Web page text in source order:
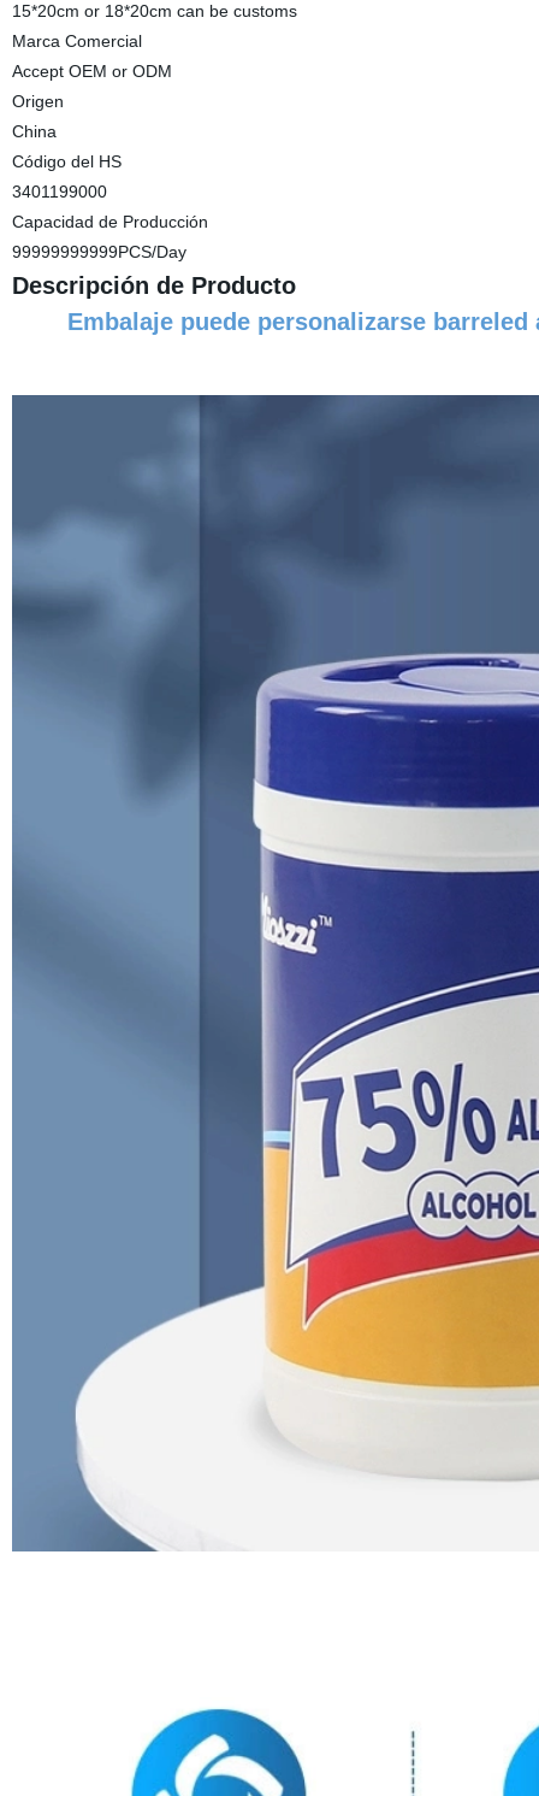
15*20cm or 18*20cm can be customs
Marca Comercial
Accept OEM or ODM
Origen
China
Código del HS
3401199000
Capacidad de Producción
99999999999PCS/Day
Descripción de Producto
Embalaje puede personalizarse